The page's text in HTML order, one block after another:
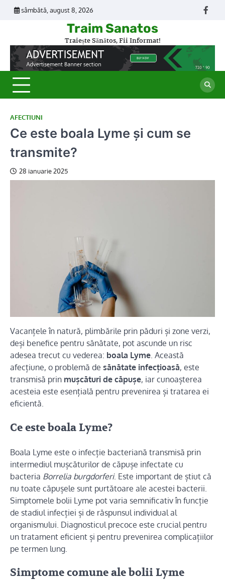
Skip
sâmbătă, august 8, 2026
Traim Sanatos
Traiește Sănătos, Fii Informat!
AFECTIUNI
Ce este boala Lyme și cum se
transmite?
28 ianuarie 2025
Vacanțele în natură, plimbările prin păduri și zone verzi,
deși benefice pentru sănătate, pot ascunde un risc
adesea trecut cu vederea: boala Lyme . Această
afecțiune, o problemă de sănătate infecțioasă, este
transmisă prin mușcături de căpușe, iar cunoașterea
acesteia este esențială pentru prevenirea și tratarea ei
eficientă.
Ce este boala Lyme?
Boala Lyme este o infecție bacteriană transmisă prin
intermediul mușcăturilor de căpușe infectate cu
bacteria Borrelia burgdorferi. Este important de știut că
nu toate căpușele sunt purtătoare ale acestei bacterii.
Simptomele bolii Lyme pot varia semnificativ în funcție
de stadiul infecției și de răspunsul individual al
organismului. Diagnosticul precoce este crucial pentru
un tratament eficient și pentru prevenirea complicațiilor
pe termen lung.
Simptome comune ale bolii Lyme